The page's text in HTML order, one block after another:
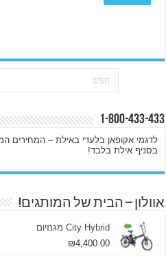
1-800-433-433
לדגמי אקופאן בלעדי באילת – המחירים
בסניף אילת בלבד!
אוולון – הבית של המותגים!
City Hybrid מגנזיום
₪4,400.00